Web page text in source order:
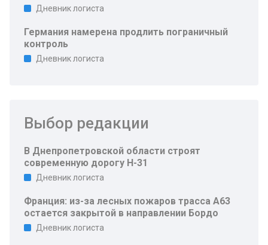
Дневник логиста
Германия намерена продлить пограничный
контроль
Дневник логиста
Выбор редакции
В Днепропетровской области строят
современную дорогу Н-31
Дневник логиста
Франция: из-за лесных пожаров трасса A63
остается закрытой в направлении Бордо
Дневник логиста